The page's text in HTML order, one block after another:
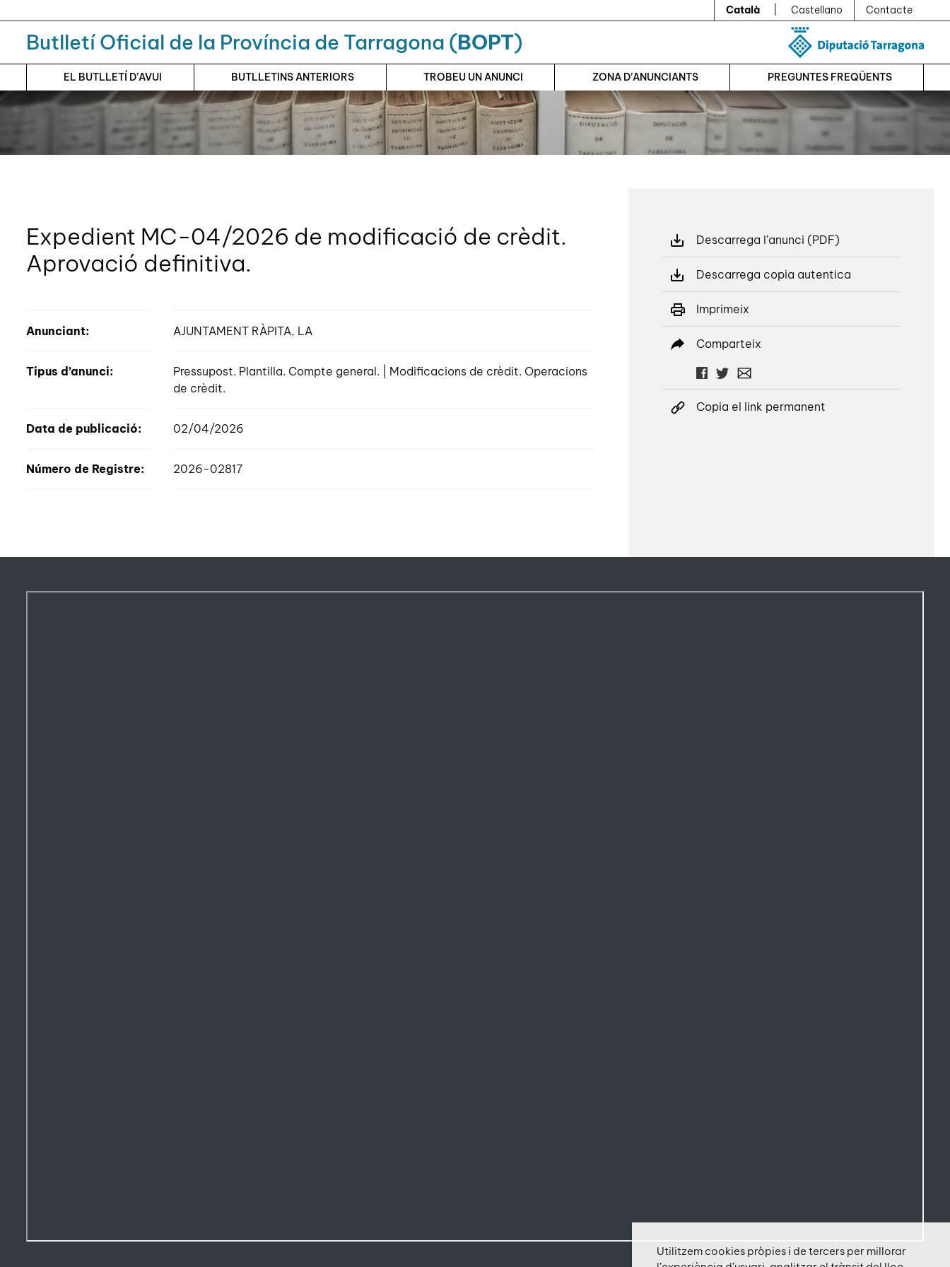
Català Castellano Contacte
Butlletí Oficial de la Província de Tarragona (BOPT)
EL BUTLLETÍ D’AVUI BUTLLETINS ANTERIORS TROBEU UN ANUNCI ZONA D’ANUNCIANTS PREGUNTES FREQÜENTS
Expedient MC-04/2026 de modificació de crèdit.
Aprovació definitiva.
Anunciant: AJUNTAMENT RÀPITA, LA
Tipus d’anunci:
Pressupost. Plantilla. Compte general. | Modificacions de crèdit. Operacions
de crèdit.
Data de publicació: 02/04/2026
Número de Registre: 2026-02817
Descarrega l’anunci (PDF)
Descarrega copia autentica
Imprimeix
Comparteix
Copia el link permanent
Utilitzem cookies pròpies i de tercers per millorar